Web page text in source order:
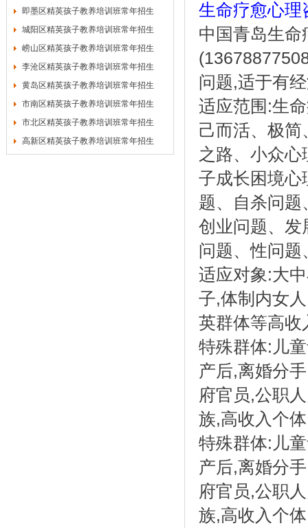
即墨区精英孩子教养培训班常年招生
城阳区精英孩子教养培训班常年招生
崂山区精英孩子教养培训班常年招生
李沧区精英孩子教养培训班常年招生
黄岛区精英孩子教养培训班常年招生
市南区精英孩子教养培训班常年招生
市北区精英孩子教养培训班常年招生
高新区精英孩子教养培训班常年招生
生命疗愈心理
中国青岛生命
问题,适于有
适应范围 :生
己而活、极简
之路、小众心
子成长困境心
题、自杀问题
创业问题、发
问题、性问题
适应对象 :大
子,体制内女人
英群体等高收
特殊群体: 儿
产后,离婚分手
府官员,公职
族,高收入个体
特殊群体: 儿
产后,离婚分手
府官员,公职
族,高收入个体